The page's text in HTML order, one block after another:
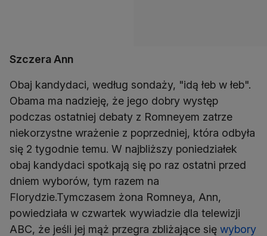
Szczera Ann
Obaj kandydaci, według sondaży, "idą łeb w łeb".
Obama ma nadzieję, że jego dobry występ
podczas ostatniej debaty z Romneyem zatrze
niekorzystne wrażenie z poprzedniej, która odbyła
się 2 tygodnie temu. W najbliższy poniedziałek
obaj kandydaci spotkają się po raz ostatni przed
dniem wyborów, tym razem na
Florydzie.Tymczasem żona Romneya, Ann,
powiedziała w czwartek wywiadzie dla telewizji
ABC, że jeśli jej mąż przegra zbliżające się wybory